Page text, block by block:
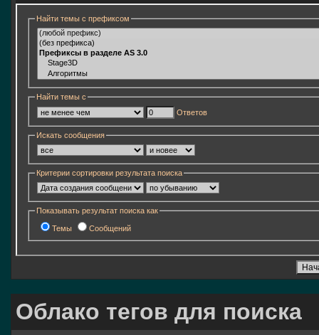
Найти темы с префиксом
Найти темы с
Ответов
Искать сообщения
Критерии сортировки результата поиска
Показывать результат поиска как
Темы Сообщений
Облако тегов для поиска